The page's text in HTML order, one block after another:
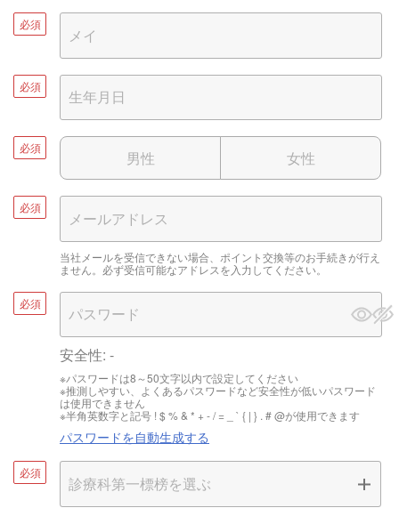
必須
必須
必須
男性 女性
必須
当社メールを受信できない場合、ポイント交換等のお手続きが行え
ません。必ず受信可能なアドレスを入力してください。
必須
安全性: -
※パスワードは8～50文字以内で設定してください
※推測しやすい、よくあるパスワードなど安全性が低いパスワード
は使用できません
※半角英数字と記号 ! $ % & * + - / = _ ` { | } . # @が使用できます
パスワードを自動生成する
必須